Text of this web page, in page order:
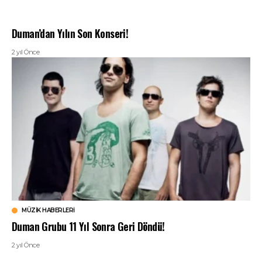
Duman’dan Yılın Son Konseri!
2 yıl Önce
MÜZIK HABERLERI
Duman Grubu 11 Yıl Sonra Geri Döndü!
2 yıl Önce